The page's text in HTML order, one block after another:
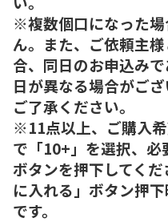
※複数個口になった
ん。また、ご依頼主
合、同日のお申込み
日が異なる場合がご
ご了承ください。
※11点以上、ご購入
で「10+」を選択、必
ボタンを押下してく
に入れる」ボタン押
です。